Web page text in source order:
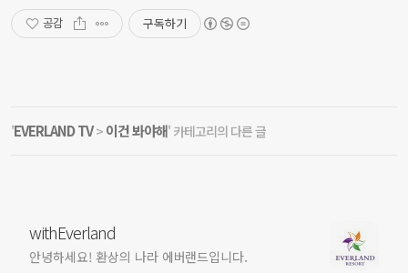
공감 구독하기
'EVERLAND TV> 이건 봐야해' 카테고리의 다른 글
withEverland
안녕하세요! 환상의 나라 에버랜드입니다.